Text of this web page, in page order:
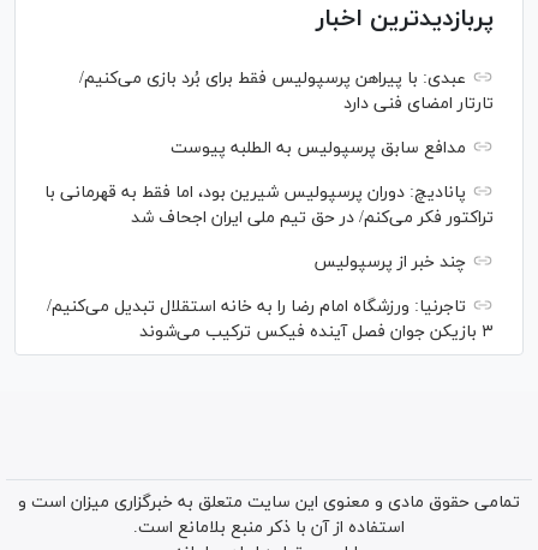
پربازدیدترین اخبار
عبدی: با پیراهن پرسپولیس فقط برای بُرد بازی می‌کنیم/
تارتار امضای فنی دارد
مدافع سابق پرسپولیس به الطلبه پیوست
پانادیچ: دوران پرسپولیس شیرین بود، اما فقط به قهرمانی با
تراکتور فکر می‌کنم/ در حق تیم ملی ایران اجحاف شد
چند خبر از پرسپولیس
تاجرنیا: ورزشگاه امام رضا را به خانه استقلال تبدیل می‌کنیم/
۳ بازیکن جوان فصل آینده فیکس ترکیب می‌شوند
تمامی حقوق مادی و معنوی این سایت متعلق به خبرگزاری میزان است و
استفاده از آن با ذکر منبع بلامانع است.